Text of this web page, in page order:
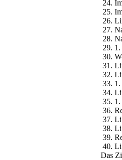
24.
25.
26.
27.
28.
29.
30.
31.
32.
33.
34.
35.
36.
37.
38.
39.
40.
Das